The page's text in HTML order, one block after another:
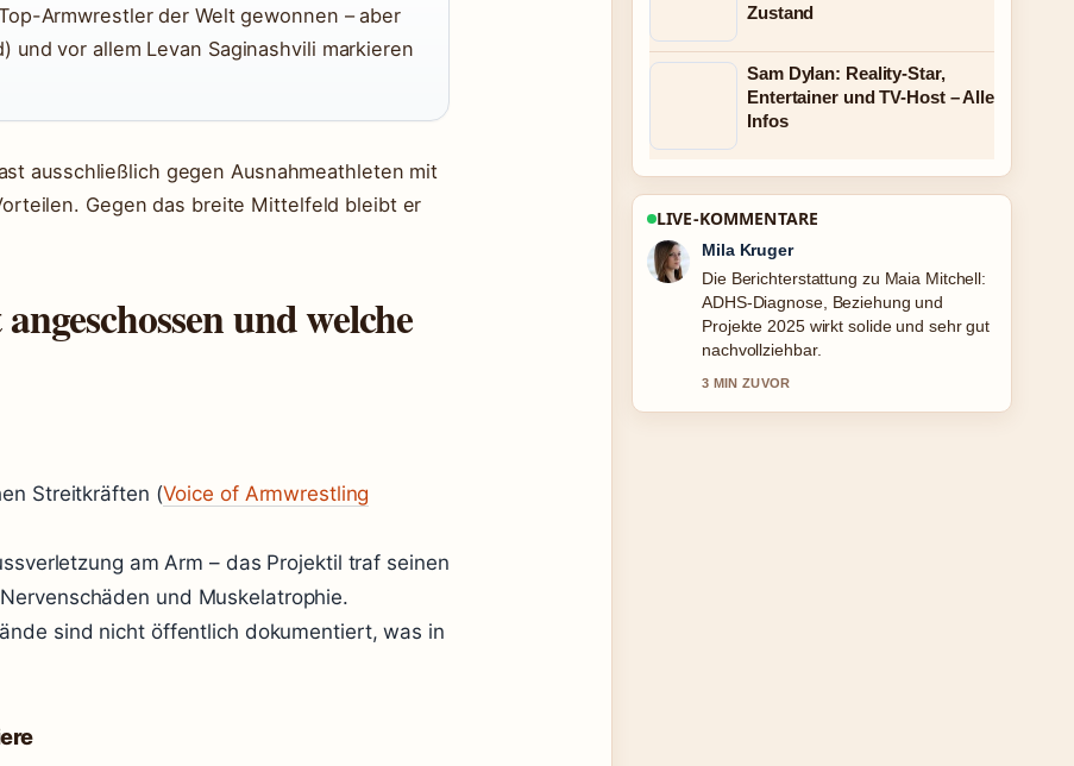
Armwrestler der Welt gewonnen – aber
und vor allem Levan Saginashvili markieren
ausschließlich gegen Ausnahmeathleten mit
Gegen das breite Mittelfeld bleibt er
und welche
Streitkräften (Voice of Armwrestling
am Arm – das Projektil traf seinen
und Muskelatrophie.
sind nicht öffentlich dokumentiert, was in
Zustand
Sam Dylan: Reality-Star,
Entertainer und TV-Host – Alle
Infos
LIVE-KOMMENTARE
Jonas Wagner
Gute Verifikationsarbeit zu Nellie
Thalbach: Familie, Krankheit &#038;
Karriere der.... Mehr Medien sollten so
schreiben.
5 MIN ZUVOR